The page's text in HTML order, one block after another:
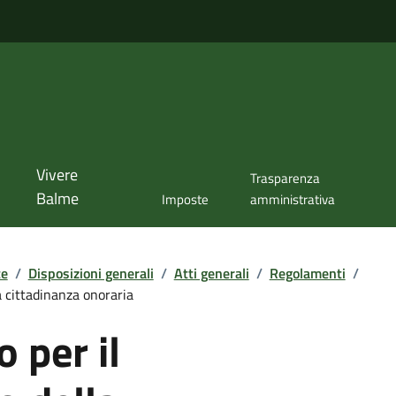
Vivere
Balme
Imposte
Trasparenza
amministrativa
/ Disposizioni generali / Atti generali / Regolamenti /
onoraria
per il